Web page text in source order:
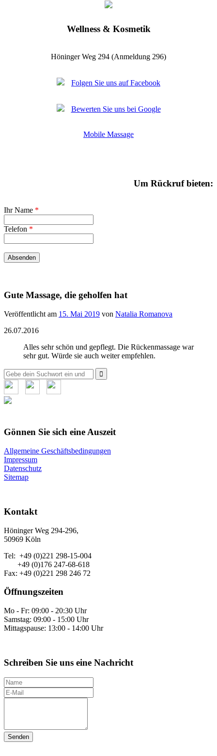
Wellness & Kosmetik
Höninger Weg 294 (Anmeldung 296)
Folgen Sie uns auf Facebook
Bewerten Sie uns bei Google
Mobile Massage
Um Rückruf bieten:
Ihr Name *
Telefon *
Gute Massage, die geholfen hat
Veröffentlicht am 15. Mai 2019 von Natalia Romanova
26.07.2016
Alles sehr schön und gepflegt. Die Rückenmassage war
sehr gut. Würde sie auch weiter empfehlen.
Suche
nach:
Gönnen Sie sich eine Auszeit
Allgemeine Geschäftsbedingungen
Impressum
Datenschutz
Sitemap
Kontakt
Höninger Weg 294-296,
50969 Köln
Tel: +49 (0)221 298-15-004
+49 (0)176 247-68-618
Fax: +49 (0)221 298 246 72
Öffnungszeiten
Mo - Fr: 09:00 - 20:30 Uhr
Samstag: 09:00 - 15:00 Uhr
Mittagspause: 13:00 - 14:00 Uhr
Schreiben Sie uns eine Nachricht
N
a
m
E
-
l
e
N